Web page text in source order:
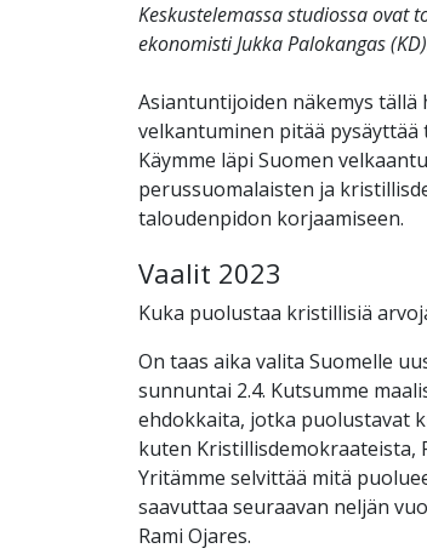
Keskustelemassa studiossa ovat
ekonomisti Jukka Palokangas
Asiantuntijoiden näkemys
velkantuminen pitää pysäyttää
Käymme läpi Suomen
perussuomalaisten ja
taloudenpidon korjaamiseen.
Vaalit 2023
Kuka puolustaa kristillisiä
On taas aika valita Suomelle
sunnuntai 2.4. Kutsumme
ehdokkaita, jotka puolustavat
kuten Kristillisdemokraateista,
Yritämme selvittää mitä
saavuttaa seuraavan neljän
Rami Ojares.